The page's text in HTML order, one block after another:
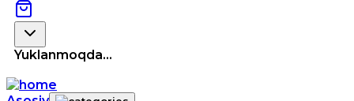
Yuklanmoqda...